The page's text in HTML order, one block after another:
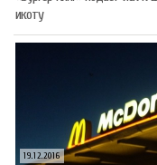
икоту
19.12.2016